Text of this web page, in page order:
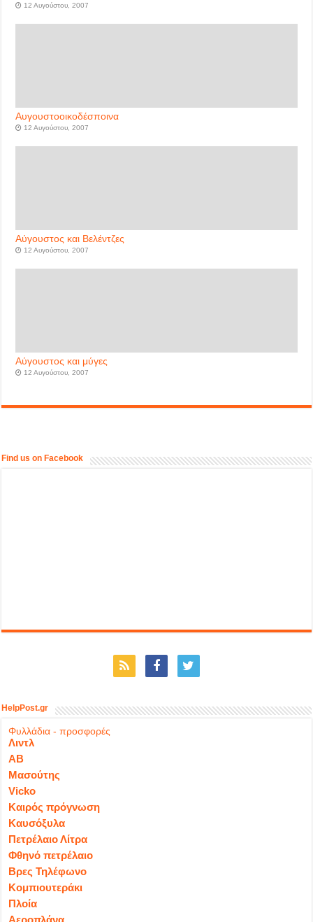
12 Αυγούστου, 2007
Αυγουστοοικοδέσποινα
12 Αυγούστου, 2007
Αύγουστος και Βελέντζες
12 Αυγούστου, 2007
Αύγουστος και μύγες
12 Αυγούστου, 2007
Find us on Facebook
HelpPost.gr
Φυλλάδια - προσφορές
Λιντλ
ΑΒ
Μασούτης
Vicko
Καιρός πρόγνωση
Καυσόξυλα
Πετρέλαιο Λίτρα
Φθηνό πετρέλαιο
Βρες Τηλέφωνο
Κομπιουτεράκι
Πλοία
Αεροπλάνα